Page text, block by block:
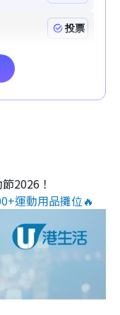
2026！
運動用品攤位🔥